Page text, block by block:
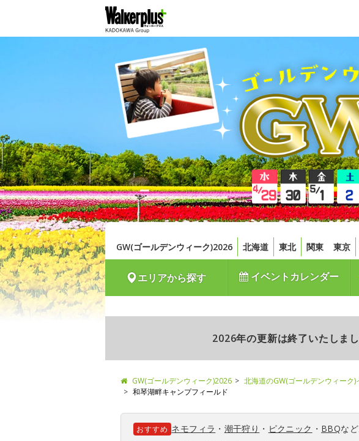
GW(ゴールデンウィーク)2026 北海道 東北 関東 東京
エリアから探す イベントカレンダー
2026年の更新は終了いたしま
GW(ゴールデンウィーク)2026 北海道のGW(ゴールデンウィーク
和琴湖畔キャンプフィールド
おすすめ ネモフィラ ・ 潮干狩り ・ ピクニック ・ BBQな